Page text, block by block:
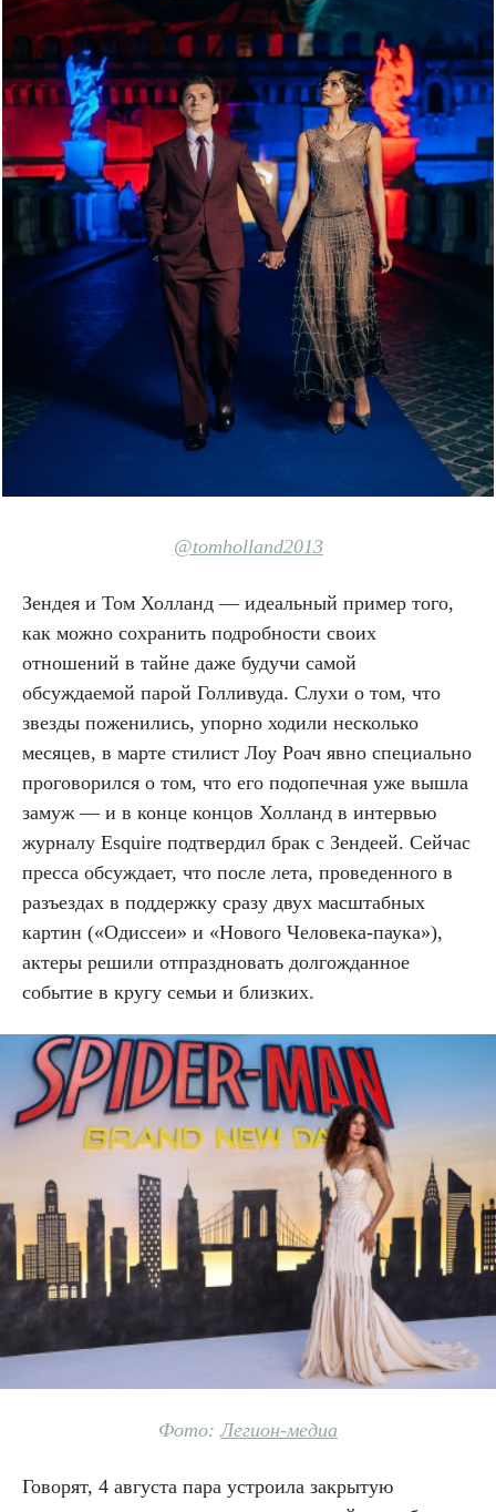
@tomholland2013
Зендея и Том Холланд — идеальный пример того,
как можно сохранить подробности своих
отношений в тайне даже будучи самой
обсуждаемой парой Голливуда. Слухи о том, что
звезды поженились, упорно ходили несколько
месяцев, в марте стилист Лоу Роач явно специально
проговорился о том, что его подопечная уже вышла
замуж — и в конце концов Холланд в интервью
журналу Esquire подтвердил брак с Зендеей. Сейчас
пресса обсуждает, что после лета, проведенного в
разъездах в поддержку сразу двух масштабных
картин («Одиссеи» и «Нового Человека-паука»),
актеры решили отпраздновать долгожданное
событие в кругу семьи и близких.
Фото:Легион-медиа
Говорят, 4 августа пара устроила закрытую